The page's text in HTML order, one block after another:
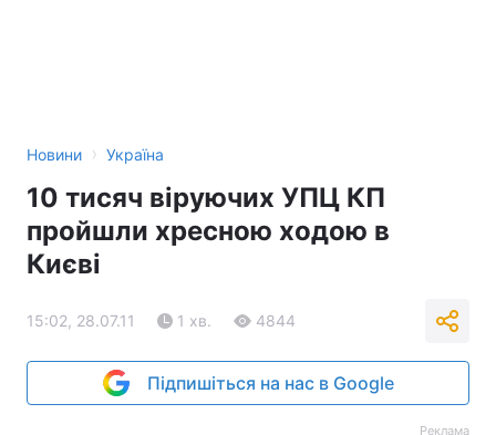
Новини › Україна
10 тисяч віруючих УПЦ КП
пройшли хресною ходою в
Києві
15:02, 28.07.11 1 хв. 4844
Підпишіться на нас в Google
Реклама